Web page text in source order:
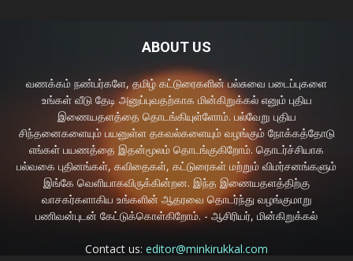
ABOUT US
வணக்கம் நண்பர்களே, தமிழ் கட்டுரைகளின் பல்சுவை படைப்புகளை
உங்கள் வீடு தேடி அனுப்புவதற்காக மின்கிறுக்கல் எனும் புதிய
இணையதளத்தை தொடங்கியுள்ளோம். பல்வேறு புதிய
சிந்தனைகளையும் பயனுள்ள தகவல்களையும் வழங்கும் நோக்கத்தோடு
எங்கள் பயணத்தை இதன்மூலம் தொடங்குகிறோம். தொடர்ச்சியாக
பல்வகை புதினங்கள், கவிதைகள், கட்டுரைகள் மற்றும் விமர்சனங்களும்
இங்கே வெளியாகவிருக்கின்றன. இந்த இணையதளத்திற்கு
வாசகர்களாகிய உங்களின் ஆதரவை தொடர்ந்து வழங்குமாறு
பணிவன்புடன் கேட்டுக்கொள்கிறோம். - ஆசிரியர், மின்கிறுக்கல்
Contact us: editor@minkirukkal.com